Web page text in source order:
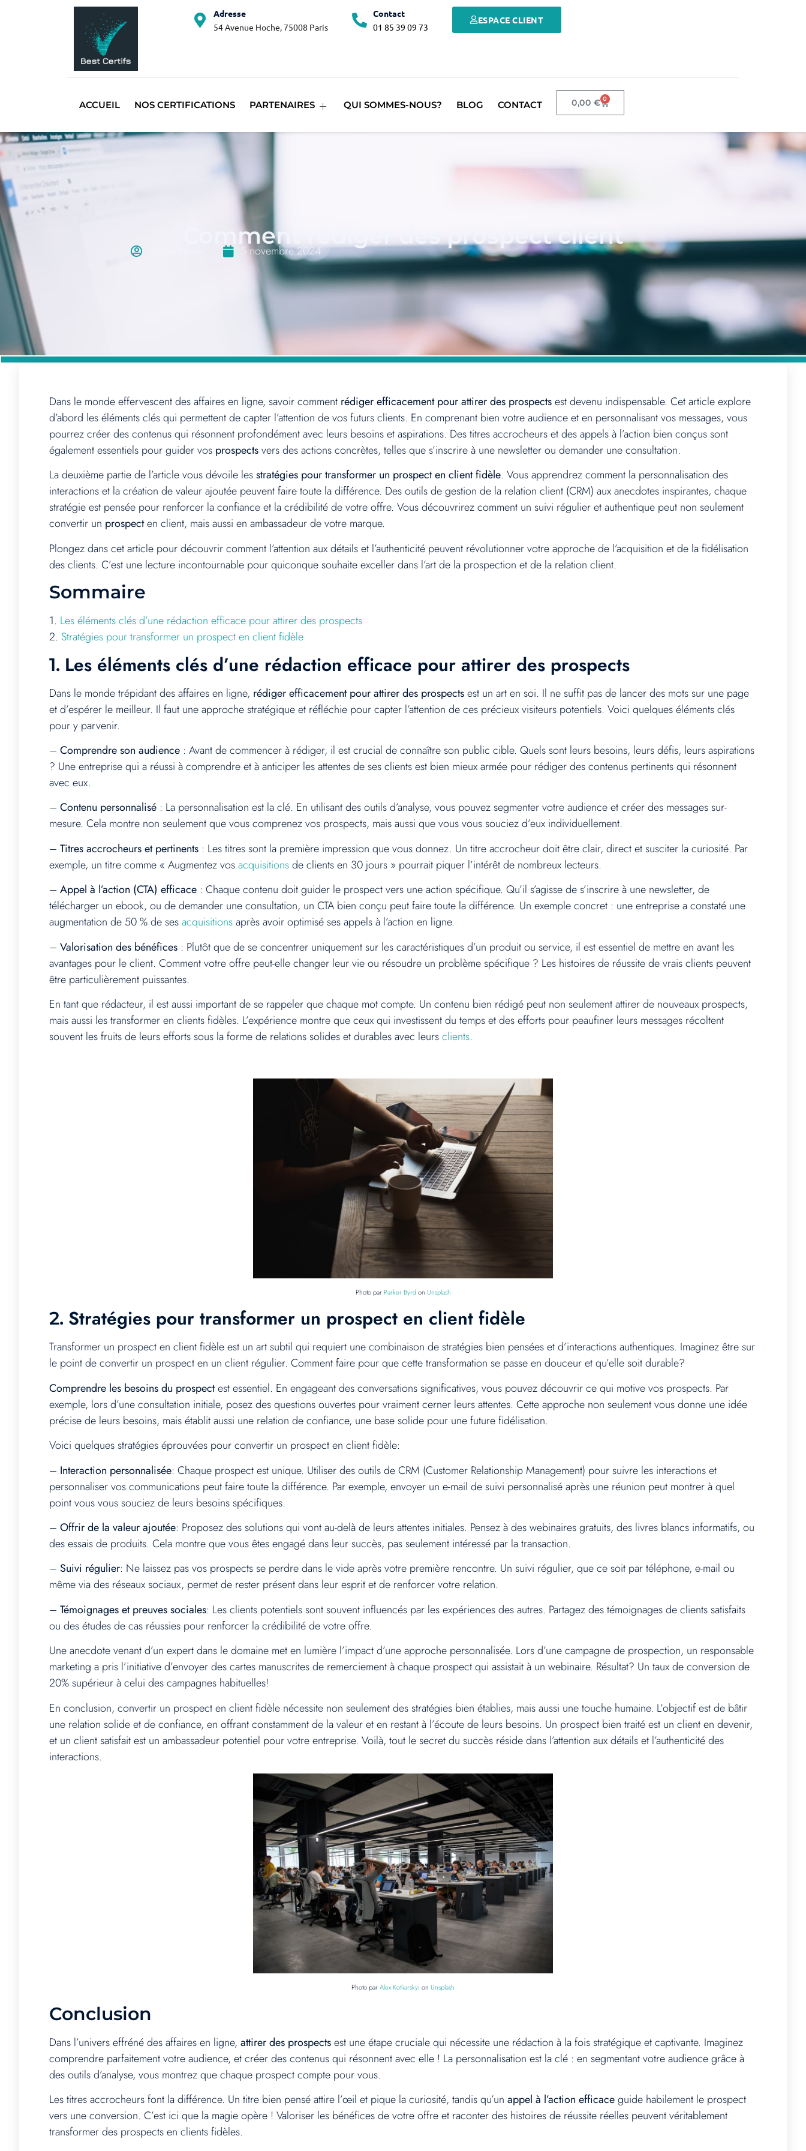
Adresse
54 Avenue Hoche, 75008 Paris
Contact
01 85 39 09 73
ESPACE CLIENT
ACCUEIL NOS CERTIFICATIONS PARTENAIRES QUI SOMMES-NOUS? BLOG CONTACT 0,00 € 0
Comment rédiger des prospect client
5 novembre 2024
Dans le monde effervescent des affaires en ligne, savoir comment rédiger efficacement pour attirer des prospectsest devenu indispensable. Cet article explore
d’abord les éléments clés qui permettent de capter l’attention de vos futurs clients. En comprenant bien votre audience et en personnalisant vos messages, vous
pourrez créer des contenus qui résonnent profondément avec leurs besoins et aspirations. Des titres accrocheurs et des appels à l’action bien conçus sont
également essentiels pour guider vos prospectsvers des actions concrètes, telles que s’inscrire à une newsletter ou demander une consultation.
La deuxième partie de l’article vous dévoile lesstratégies pour transformer un prospect en client fidèle. Vous apprendrez comment la personnalisation des
interactions et la création de valeur ajoutée peuvent faire toute la différence. Des outils de gestion de la relation client (CRM) aux anecdotes inspirantes, chaque
stratégie est pensée pour renforcer la confiance et la crédibilité de votre offre. Vous découvrirez comment un suivi régulier et authentique peut non seulement
convertir un prospecten client, mais aussi en ambassadeur de votre marque.
Plongez dans cet article pour découvrir comment l’attention aux détails et l’authenticité peuvent révolutionner votre approche de l’acquisition et de la fidélisation
des clients. C’est une lecture incontournable pour quiconque souhaite exceller dans l’art de la prospection et de la relation client.
Sommaire
1. Les éléments clés d’une rédaction efficace pour attirer des prospects
2. Stratégies pour transformer un prospect en client fidèle
1. Les éléments clés d’une rédaction efficace pour attirer des prospects
Dans le monde trépidant des affaires en ligne, rédiger efficacement pour attirer des prospectsest un art en soi. Il ne suffit pas de lancer des mots sur une page
et d’espérer le meilleur. Il faut une approche stratégique et réfléchie pour capter l’attention de ces précieux visiteurs potentiels. Voici quelques éléments clés
pour y parvenir.
– Comprendre son audience : Avant de commencer à rédiger, il est crucial de connaître son public cible. Quels sont leurs besoins, leurs défis, leurs aspirations
? Une entreprise qui a réussi à comprendre et à anticiper les attentes de ses clients est bien mieux armée pour rédiger des contenus pertinents qui résonnent
avec eux.
– Contenu personnalisé : La personnalisation est la clé. En utilisant des outils d’analyse, vous pouvez segmenter votre audience et créer des messages sur-
mesure. Cela montre non seulement que vous comprenez vos prospects, mais aussi que vous vous souciez d’eux individuellement.
– Titres accrocheurs et pertinents : Les titres sont la première impression que vous donnez. Un titre accrocheur doit être clair, direct et susciter la curiosité. Par
exemple, un titre comme « Augmentez vosacquisitionsde clients en 30 jours » pourrait piquer l’intérêt de nombreux lecteurs.
– Appel à l’action (CTA) efficace : Chaque contenu doit guider le prospect vers une action spécifique. Qu’il s’agisse de s’inscrire à une newsletter, de
télécharger un ebook, ou de demander une consultation, un CTA bien conçu peut faire toute la différence. Un exemple concret : une entreprise a constaté une
augmentation de 50 % de sesacquisitionsaprès avoir optimisé ses appels à l’action en ligne.
– Valorisation des bénéfices : Plutôt que de se concentrer uniquement sur les caractéristiques d’un produit ou service, il est essentiel de mettre en avant les
avantages pour le client. Comment votre offre peut-elle changer leur vie ou résoudre un problème spécifique ? Les histoires de réussite de vrais clients peuvent
être particulièrement puissantes.
En tant que rédacteur, il est aussi important de se rappeler que chaque mot compte. Un contenu bien rédigé peut non seulement attirer de nouveaux prospects,
mais aussi les transformer en clients fidèles. L’expérience montre que ceux qui investissent du temps et des efforts pour peaufiner leurs messages récoltent
souvent les fruits de leurs efforts sous la forme de relations solides et durables avec leursclients.
Photo par Parker Byrdon Unsplash
2. Stratégies pour transformer un prospect en client fidèle
Transformer un prospect en client fidèle est un art subtil qui requiert une combinaison de stratégies bien pensées et d’interactions authentiques. Imaginez être sur
le point de convertir un prospect en un client régulier. Comment faire pour que cette transformation se passe en douceur et qu’elle soit durable?
Comprendre les besoins du prospectest essentiel. En engageant des conversations significatives, vous pouvez découvrir ce qui motive vos prospects. Par
exemple, lors d’une consultation initiale, posez des questions ouvertes pour vraiment cerner leurs attentes. Cette approche non seulement vous donne une idée
précise de leurs besoins, mais établit aussi une relation de confiance, une base solide pour une future fidélisation.
Voici quelques stratégies éprouvées pour convertir un prospect en client fidèle:
– Interaction personnalisée: Chaque prospect est unique. Utiliser des outils de CRM (Customer Relationship Management) pour suivre les interactions et
personnaliser vos communications peut faire toute la différence. Par exemple, envoyer un e-mail de suivi personnalisé après une réunion peut montrer à quel
point vous vous souciez de leurs besoins spécifiques.
– Offrir de la valeur ajoutée: Proposez des solutions qui vont au-delà de leurs attentes initiales. Pensez à des webinaires gratuits, des livres blancs informatifs, ou
des essais de produits. Cela montre que vous êtes engagé dans leur succès, pas seulement intéressé par la transaction.
– Suivi régulier: Ne laissez pas vos prospects se perdre dans le vide après votre première rencontre. Un suivi régulier, que ce soit par téléphone, e-mail ou
même via des réseaux sociaux, permet de rester présent dans leur esprit et de renforcer votre relation.
– Témoignages et preuves sociales: Les clients potentiels sont souvent influencés par les expériences des autres. Partagez des témoignages de clients satisfaits
ou des études de cas réussies pour renforcer la crédibilité de votre offre.
Une anecdote venant d’un expert dans le domaine met en lumière l’impact d’une approche personnalisée. Lors d’une campagne de prospection, un responsable
marketing a pris l’initiative d’envoyer des cartes manuscrites de remerciement à chaque prospect qui assistait à un webinaire. Résultat? Un taux de conversion de
20% supérieur à celui des campagnes habituelles!
En conclusion, convertir un prospect en client fidèle nécessite non seulement des stratégies bien établies, mais aussi une touche humaine. L’objectif est de bâtir
une relation solide et de confiance, en offrant constamment de la valeur et en restant à l’écoute de leurs besoins. Un prospect bien traité est un client en devenir,
et un client satisfait est un ambassadeur potentiel pour votre entreprise. Voilà, tout le secret du succès réside dans l’attention aux détails et l’authenticité des
interactions.
Photo parAlex Kotliarskyi on Unsplash
Conclusion
Dans l’univers effréné des affaires en ligne, attirer des prospectsest une étape cruciale qui nécessite une rédaction à la fois stratégique et captivante. Imaginez
comprendre parfaitement votre audience, et créer des contenus qui résonnent avec elle ! La personnalisation est la clé : en segmentant votre audience grâce à
des outils d’analyse, vous montrez que chaque prospect compte pour vous.
Les titres accrocheurs font la différence. Un titre bien pensé attire l’œil et pique la curiosité, tandis qu’un appel à l’action efficaceguide habilement le prospect
vers une conversion. C’est ici que la magie opère ! Valoriser les bénéfices de votre offre et raconter des histoires de réussite réelles peuvent véritablement
transformer des prospects en clients fidèles.